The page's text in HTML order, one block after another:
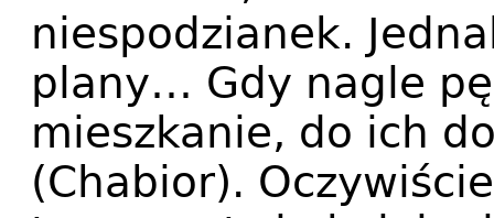
niespodzianek.
plany… Gdy nagle
mieszkanie, do ich
(Chabior).